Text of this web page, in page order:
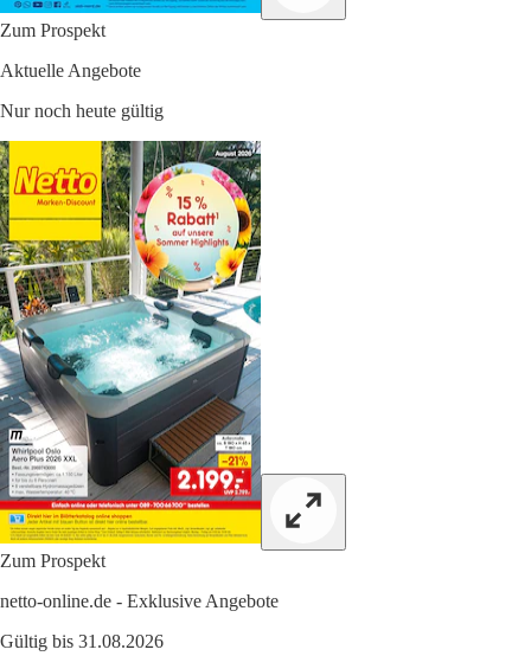
Zum Prospekt
Aktuelle Angebote
Nur noch heute gültig
Zum Prospekt
netto-online.de - Exklusive Angebote
Gültig bis 31.08.2026